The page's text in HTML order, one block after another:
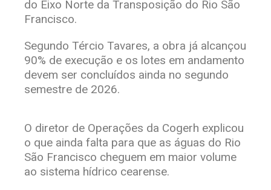
do Eixo Norte da Transposição do Rio São
Francisco.
Segundo Tércio Tavares, a obra já alcançou
90% de execução e os lotes em andamento
devem ser concluídos ainda no segundo
semestre de 2026.
O diretor de Operações da Cogerh explicou
o que ainda falta para que as águas do Rio
São Francisco cheguem em maior volume
ao sistema hídrico cearense.